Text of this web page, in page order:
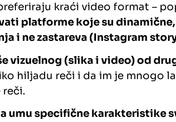
kraći video format –
platforme koje su
i ne zastareva (Instagram
vizuelnog (slika i video) od
hiljadu reči i da im je mnogo
reči.
umu specifične karakteristike